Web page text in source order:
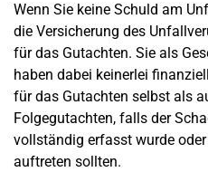
Wenn Sie keine Schuld am
die Versicherung des
für das Gutachten. Sie als
haben dabei keinerlei
für das Gutachten selbst als
Folgegutachten, falls der
vollständig erfasst wurde
auftreten sollten.